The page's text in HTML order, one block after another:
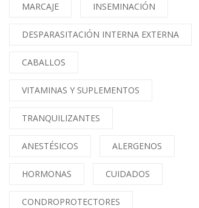
MARCAJE INSEMINACIÓN
DESPARASITACIÓN INTERNA EXTERNA
CABALLOS
VITAMINAS Y SUPLEMENTOS
TRANQUILIZANTES
ANESTÉSICOS ALERGENOS
HORMONAS CUIDADOS
CONDROPROTECTORES